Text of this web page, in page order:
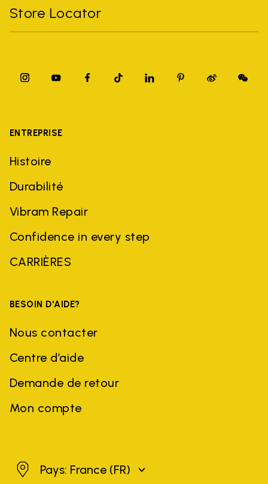
Store Locator
ENTREPRISE
Histoire
Durabilité
Vibram Repair
Confidence in every step
CARRIÈRES
BESOIN D'AIDE?
Nous contacter
Centre d’aide
Demande de retour
Mon compte
FrancePays: France (FR)